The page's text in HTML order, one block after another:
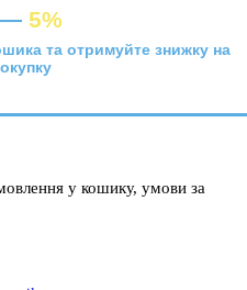
— 5%
та отримуйте знижку на
у кошику, умови за